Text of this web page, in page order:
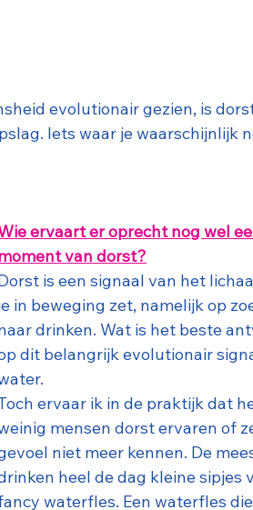
evolutionair gezien, is
Iets waar je waarschijnlijk
ervaart er oprecht nog wel
van dorst?
is een signaal van het
in beweging zet, namelijk op
drinken. Wat is het beste
dit belangrijk evolutionair
ervaar ik in de praktijk dat
mensen dorst ervaren of
niet meer kennen. De
heel de dag kleine sipjes
waterfles. Een waterfles